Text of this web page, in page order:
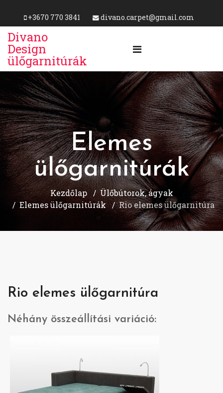
+3670 770 3841 divano.carpet@gmail.com
Divano
Design
ülőgarnitúrák
Elemes
ülőgarnitúrák
Kezdőlap
Ülőbútorok, ágyak
Elemes ülőgarnitúrák
Rio elemes ülőgarnitúra
Rio elemes ülőgarnitúra
Néhány összeállítási variáció: